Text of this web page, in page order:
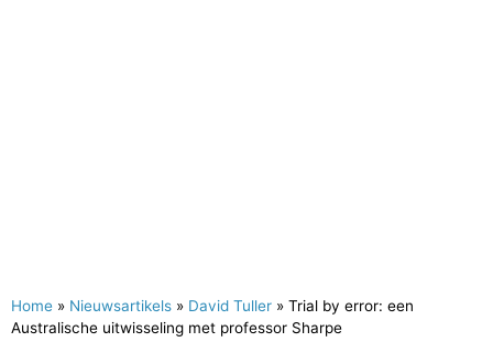
Home » Nieuwsartikels » David Tuller » Trial by error: een
Australische uitwisseling met professor Sharpe